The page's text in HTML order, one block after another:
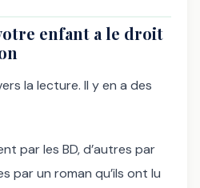
enfant a le droit
la lecture. Il y en a des
par les BD, d’autres par
par un roman qu’ils ont lu